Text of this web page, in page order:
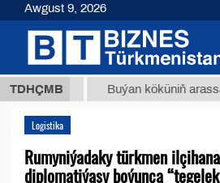
TDHÇMB Buýan köküniň
Logistika
Rumyniýadaky türkmen
diplomatiýasy boýunça
Awgust 9, 2026